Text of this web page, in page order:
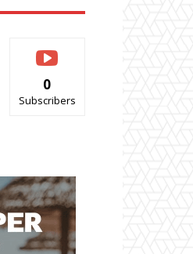
0
Subscribers